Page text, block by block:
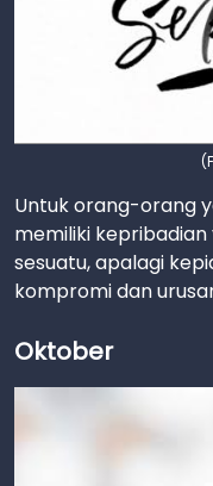
Untuk orang-orang
memiliki
sesuatu, apalagi
kompromi dan
Oktober